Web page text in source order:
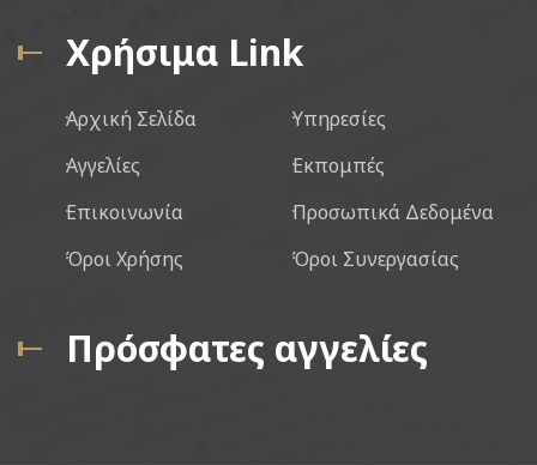
Χρήσιμα Link
Αρχική Σελίδα
Υπηρεσίες
Αγγελίες
Εκπομπές
Επικοινωνία
Προσωπικά Δεδομένα
Όροι Χρήσης
Όροι Συνεργασίας
Πρόσφατες αγγελίες